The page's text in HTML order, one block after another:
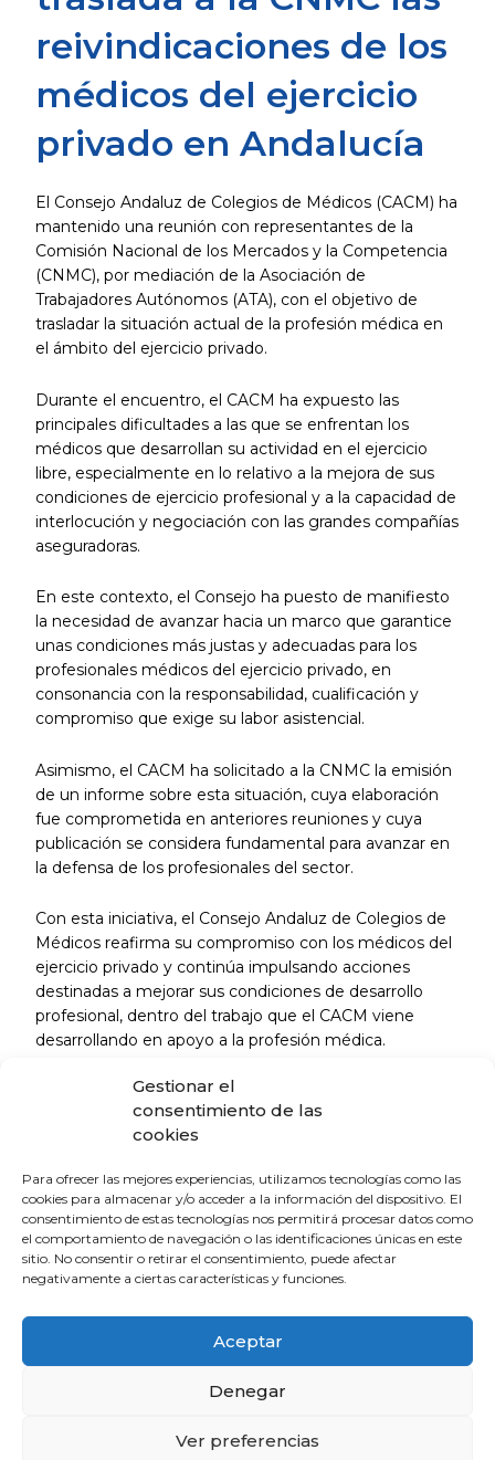
Gestionar el
consentimiento de las
cookies
Para ofrecer las mejores experiencias, utilizamos tecnologías como las
cookies para almacenar y/o acceder a la información del dispositivo. El
consentimiento de estas tecnologías nos permitirá procesar datos como
el comportamiento de navegación o las identificaciones únicas en este
sitio. No consentir o retirar el consentimiento, puede afectar
negativamente a ciertas características y funciones.
Aceptar
Denegar
Ver preferencias
reivindicaciones de los
médicos del ejercicio
privado en Andalucía
El Consejo Andaluz de Colegios de Médicos (CACM) ha
mantenido una reunión con representantes de la
Comisión Nacional de los Mercados y la Competencia
(CNMC), por mediación de la Asociación de
Trabajadores Autónomos (ATA), con el objetivo de
trasladar la situación actual de la profesión médica en
el ámbito del ejercicio privado.
Durante el encuentro, el CACM ha expuesto las
principales dificultades a las que se enfrentan los
médicos que desarrollan su actividad en el ejercicio
libre, especialmente en lo relativo a la mejora de sus
condiciones de ejercicio profesional y a la capacidad de
interlocución y negociación con las grandes compañías
aseguradoras.
En este contexto, el Consejo ha puesto de manifiesto
la necesidad de avanzar hacia un marco que garantice
unas condiciones más justas y adecuadas para los
profesionales médicos del ejercicio privado, en
consonancia con la responsabilidad, cualificación y
compromiso que exige su labor asistencial.
Asimismo, el CACM ha solicitado a la CNMC la emisión
de un informe sobre esta situación, cuya elaboración
fue comprometida en anteriores reuniones y cuya
publicación se considera fundamental para avanzar en
la defensa de los profesionales del sector.
Con esta iniciativa, el Consejo Andaluz de Colegios de
Médicos reafirma su compromiso con los médicos del
ejercicio privado y continúa impulsando acciones
destinadas a mejorar sus condiciones de desarrollo
profesional, dentro del trabajo que el CACM viene
desarrollando en apoyo a la profesión médica.
La Escuela de Verano Sénior cierra su
programación con una charla sobre
personas mayores
4 de agosto de 2026
El Colegio de Médicos de Huelva y
para promover una sociedad más
saludable y sostenible
4 de agosto de 2026
El CACM respalda el acuerdo entre la